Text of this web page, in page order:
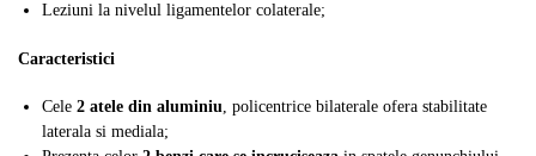
Leziuni la nivelul ligamentelor colaterale;
Caracteristici
Cele 2 atele din aluminiu, policentrice bilaterale ofera stabilitate
laterala si mediala;